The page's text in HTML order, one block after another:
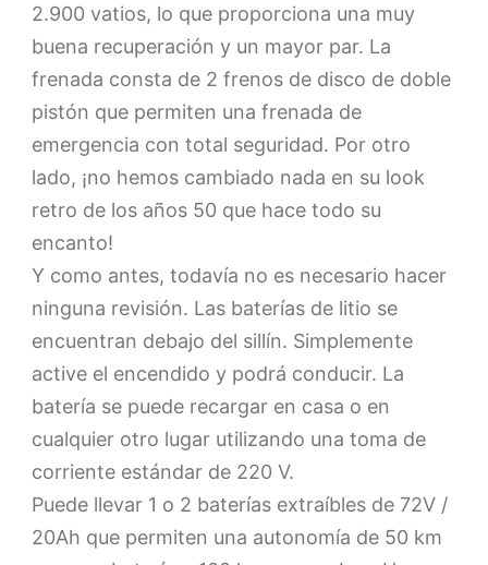
2.900 vatios, lo que proporciona una muy
buena recuperación y un mayor par. La
frenada consta de 2 frenos de disco de doble
pistón que permiten una frenada de
emergencia con total seguridad. Por otro
lado, ¡no hemos cambiado nada en su look
retro de los años 50 que hace todo su
encanto!
Y como antes, todavía no es necesario hacer
ninguna revisión. Las baterías de litio se
encuentran debajo del sillín. Simplemente
active el encendido y podrá conducir. La
batería se puede recargar en casa o en
cualquier otro lugar utilizando una toma de
corriente estándar de 220 V.
Puede llevar 1 o 2 baterías extraíbles de 72V /
20Ah que permiten una autonomía de 50 km